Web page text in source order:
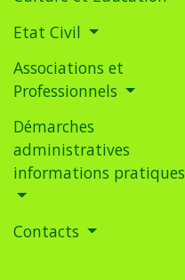
Etat Civil
Associations et
Professionnels
Démarches
administratives
informations pratiques
Contacts